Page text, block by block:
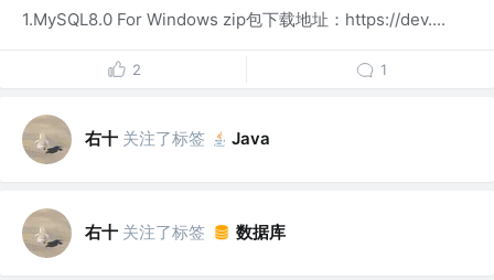
1.MySQL8.0 For Windows zip包下载地址：https://dev....
2 1
右十 关注了标签 Java
右十 关注了标签 数据库